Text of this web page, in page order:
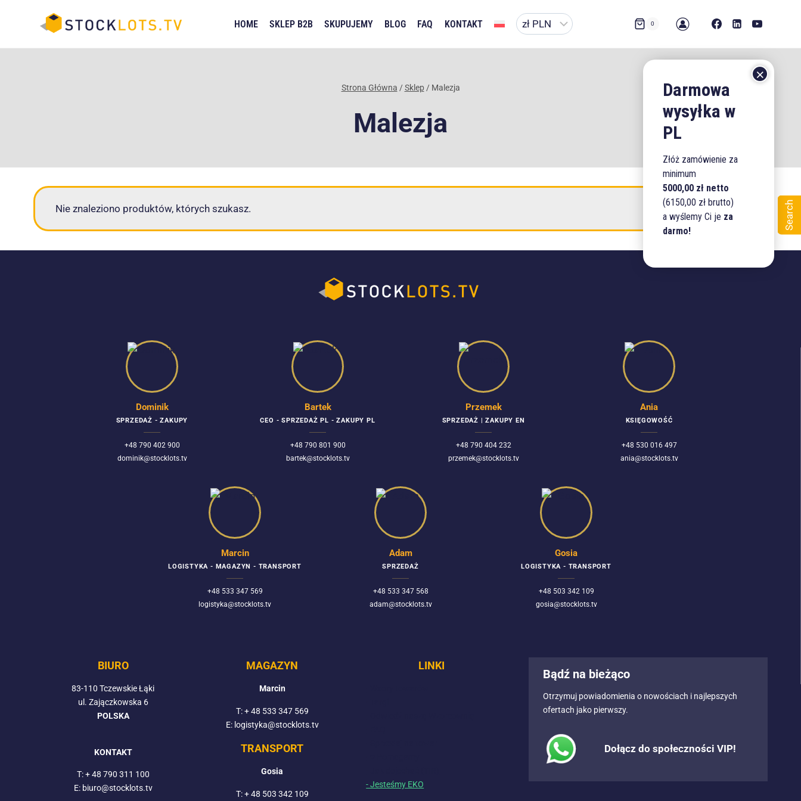
HOME SKLEP B2B SKUPUJEMY BLOG FAQ KONTAKT 0
Strona Główna / Sklep / Malezja
Malezja
Nie znaleziono produktów, których szukasz.
Dominik
SPRZEDAŻ - ZAKUPY
+48 790 402 900
dominik@stocklots.tv
Bartek
CEO - SPRZEDAŻ PL - ZAKUPY PL
+48 790 801 900
bartek@stocklots.tv
Przemek
SPRZEDAŻ | ZAKUPY EN
+48 790 404 232
przemek@stocklots.tv
Ania
KSIĘGOWOŚĆ
+48 530 016 497
ania@stocklots.tv
Marcin
LOGISTYKA - MAGAZYN - TRANSPORT
+48 533 347 569
logistyka@stocklots.tv
Adam
SPRZEDAŻ
+48 533 347 568
adam@stocklots.tv
Gosia
LOGISTYKA - TRANSPORT
+48 503 342 109
gosia@stocklots.tv
BIURO
83-110 Tczewskie Łąki
ul. Zajączkowska 6
POLSKA
KONTAKT
T:+ 48 790 311 100
E: biuro@stocklots.tv
MAGAZYN
Marcin
T:+ 48 533 347 569
E: logistyka@stocklots.tv
TRANSPORT
Gosia
T:+ 48 503 342 109
LINKI
- Jesteśmy EKO
Bądź na bieżąco
Otrzymuj powiadomienia o nowościach i najlepszych
ofertach jako pierwszy.
Dołącz do społeczności VIP!
Złóż zamówienie za
minimum
5000,00 zł netto
(6150,00 zł brutto)
a wyślemy Ci je za
darmo!
Search